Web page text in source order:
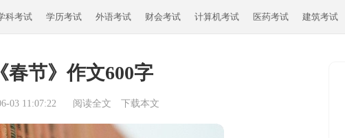
科考试 学历考试 外语考试 财会考试 计算机考试 医药考试 建筑考试
春节》作文600字
03 11:07:22 阅读全文 下载本文